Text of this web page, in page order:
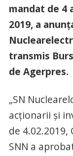
mandat de 4
2019, a
transmis
de Agerpres.
„SN
acţionarii şi
de
SNN a